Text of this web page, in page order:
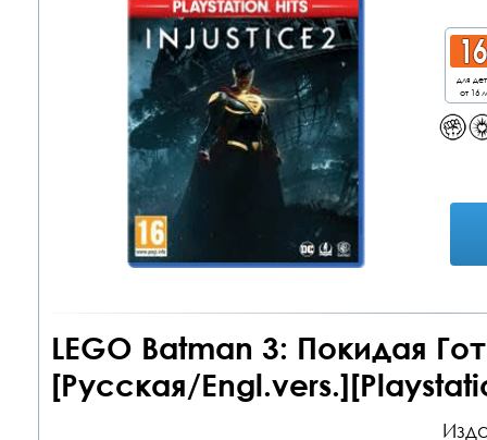
для
от 16
LEGO Batman 3: Покидая
[Русская/